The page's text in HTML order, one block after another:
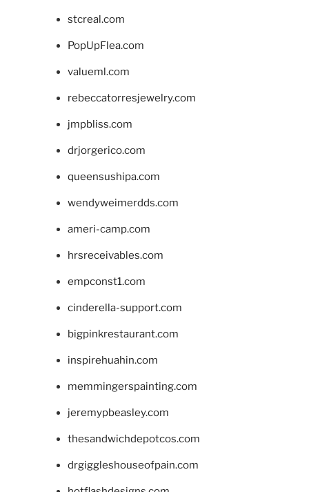
stcreal.com
PopUpFlea.com
valueml.com
rebeccatorresjewelry.com
jmpbliss.com
drjorgerico.com
queensushipa.com
wendyweimerdds.com
ameri-camp.com
hrsreceivables.com
empconst1.com
cinderella-support.com
bigpinkrestaurant.com
inspirehuahin.com
memmingerspainting.com
jeremypbeasley.com
thesandwichdepotcos.com
drgiggleshouseofpain.com